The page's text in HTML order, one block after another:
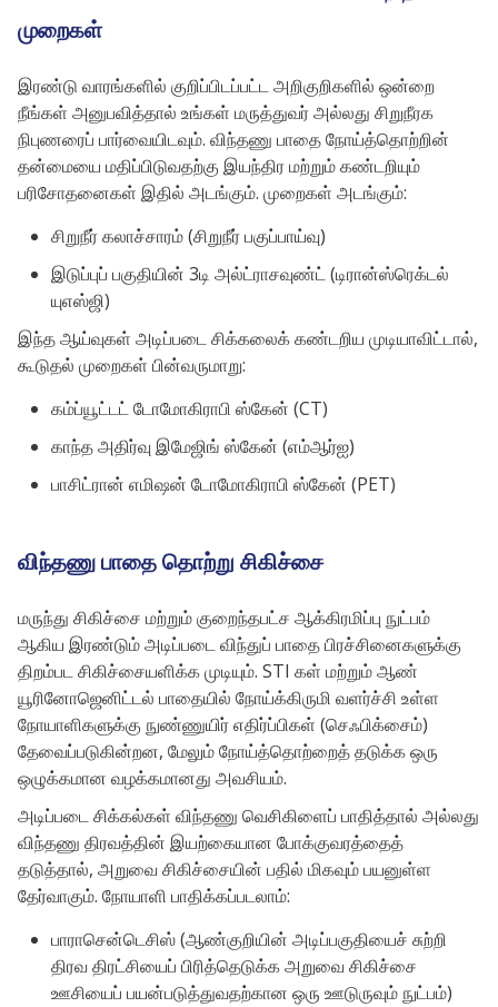
முறைகள்
இரண்டு வாரங்களில் குறிப்பிடப்பட்ட அறிகுறிகளில் ஒன்றை
நீங்கள் அனுபவித்தால் உங்கள் மருத்துவர் அல்லது சிறுநீரக
நிபுணரைப் பார்வையிடவும். விந்தணு பாதை நோய்த்தொற்றின்
தன்மையை மதிப்பிடுவதற்கு இயந்திர மற்றும் கண்டறியும்
பரிசோதனைகள் இதில் அடங்கும். முறைகள் அடங்கும்:
சிறுநீர் கலாச்சாரம் (சிறுநீர் பகுப்பாய்வு)
இடுப்புப் பகுதியின் 3டி அல்ட்ராசவுண்ட் (டிரான்ஸ்ரெக்டல்
யுஎஸ்ஜி)
இந்த ஆய்வுகள் அடிப்படை சிக்கலைக் கண்டறிய முடியாவிட்டால்,
கூடுதல் முறைகள் பின்வருமாறு:
கம்ப்யூட்டட் டோமோகிராபி ஸ்கேன் (CT)
காந்த அதிர்வு இமேஜிங் ஸ்கேன் (எம்ஆர்ஐ)
பாசிட்ரான் எமிஷன் டோமோகிராபி ஸ்கேன் (PET)
விந்தணு பாதை தொற்று சிகிச்சை
மருந்து சிகிச்சை மற்றும் குறைந்தபட்ச ஆக்கிரமிப்பு நுட்பம்
ஆகிய இரண்டும் அடிப்படை விந்துப் பாதை பிரச்சினைகளுக்கு
திறம்பட சிகிச்சையளிக்க முடியும். STI கள் மற்றும் ஆண்
யூரினோஜெனிட்டல் பாதையில் நோய்க்கிருமி வளர்ச்சி உள்ள
நோயாளிகளுக்கு நுண்ணுயிர் எதிர்ப்பிகள் (செஃபிக்சைம்)
தேவைப்படுகின்றன, மேலும் நோய்த்தொற்றைத் தடுக்க ஒரு
ஒழுக்கமான வழக்கமானது அவசியம்.
அடிப்படை சிக்கல்கள் விந்தணு வெசிகிளைப் பாதித்தால் அல்லது
விந்தணு திரவத்தின் இயற்கையான போக்குவரத்தைத்
தடுத்தால், அறுவை சிகிச்சையின் பதில் மிகவும் பயனுள்ள
தேர்வாகும். நோயாளி பாதிக்கப்படலாம்:
பாராசென்டெசிஸ் (ஆண்குறியின் அடிப்பகுதியைச் சுற்றி
திரவ திரட்சியைப் பிரித்தெடுக்க அறுவை சிகிச்சை
ஊசியைப் பயன்படுத்துவதற்கான ஒரு ஊடுருவும் நுட்பம்)